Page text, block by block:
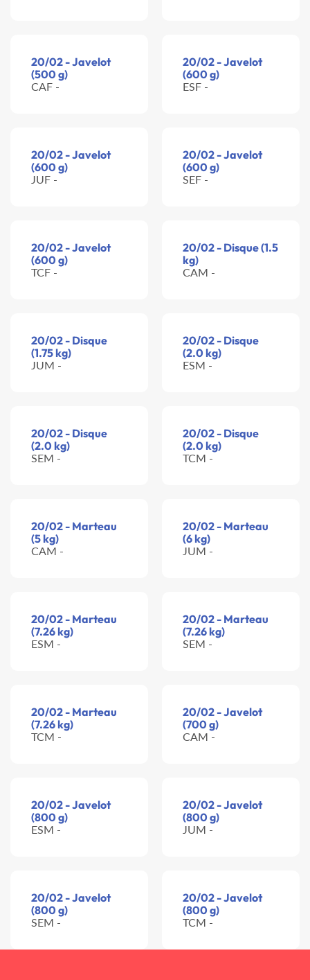
20/02 - Javelot
(500 g)
CAF -
20/02 - Javelot
(600 g)
ESF -
20/02 - Javelot
(600 g)
JUF -
20/02 - Javelot
(600 g)
SEF -
20/02 - Javelot
(600 g)
TCF -
20/02 - Disque (1.5
kg)
CAM -
20/02 - Disque
(1.75 kg)
JUM -
20/02 - Disque
(2.0 kg)
ESM -
20/02 - Disque
(2.0 kg)
SEM -
20/02 - Disque
(2.0 kg)
TCM -
20/02 - Marteau
(5 kg)
CAM -
20/02 - Marteau
(6 kg)
JUM -
20/02 - Marteau
(7.26 kg)
ESM -
20/02 - Marteau
(7.26 kg)
SEM -
20/02 - Marteau
(7.26 kg)
TCM -
20/02 - Javelot
(700 g)
CAM -
20/02 - Javelot
(800 g)
ESM -
20/02 - Javelot
(800 g)
JUM -
20/02 - Javelot
(800 g)
SEM -
20/02 - Javelot
(800 g)
TCM -